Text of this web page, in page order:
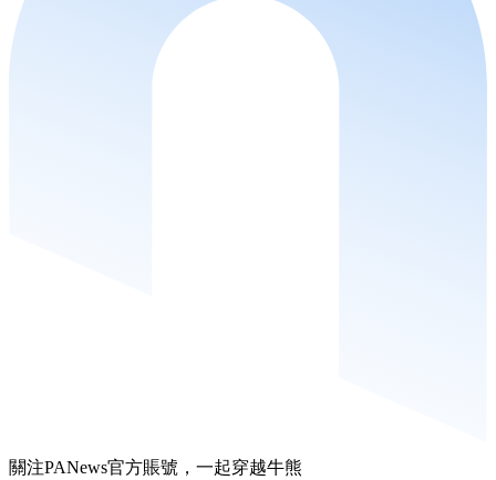
關注PANews官方賬號，一起穿越牛熊